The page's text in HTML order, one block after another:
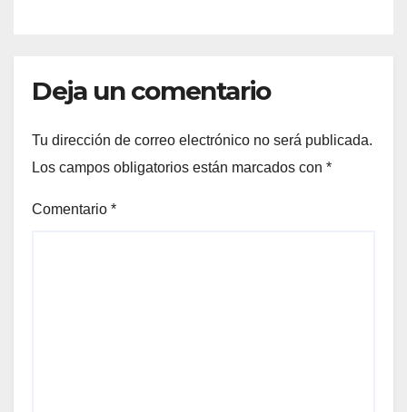
Deja un comentario
Tu dirección de correo electrónico no será publicada.
Los campos obligatorios están marcados con *
Comentario *